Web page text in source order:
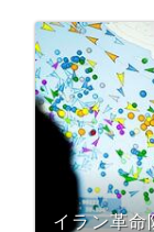
イラン革命